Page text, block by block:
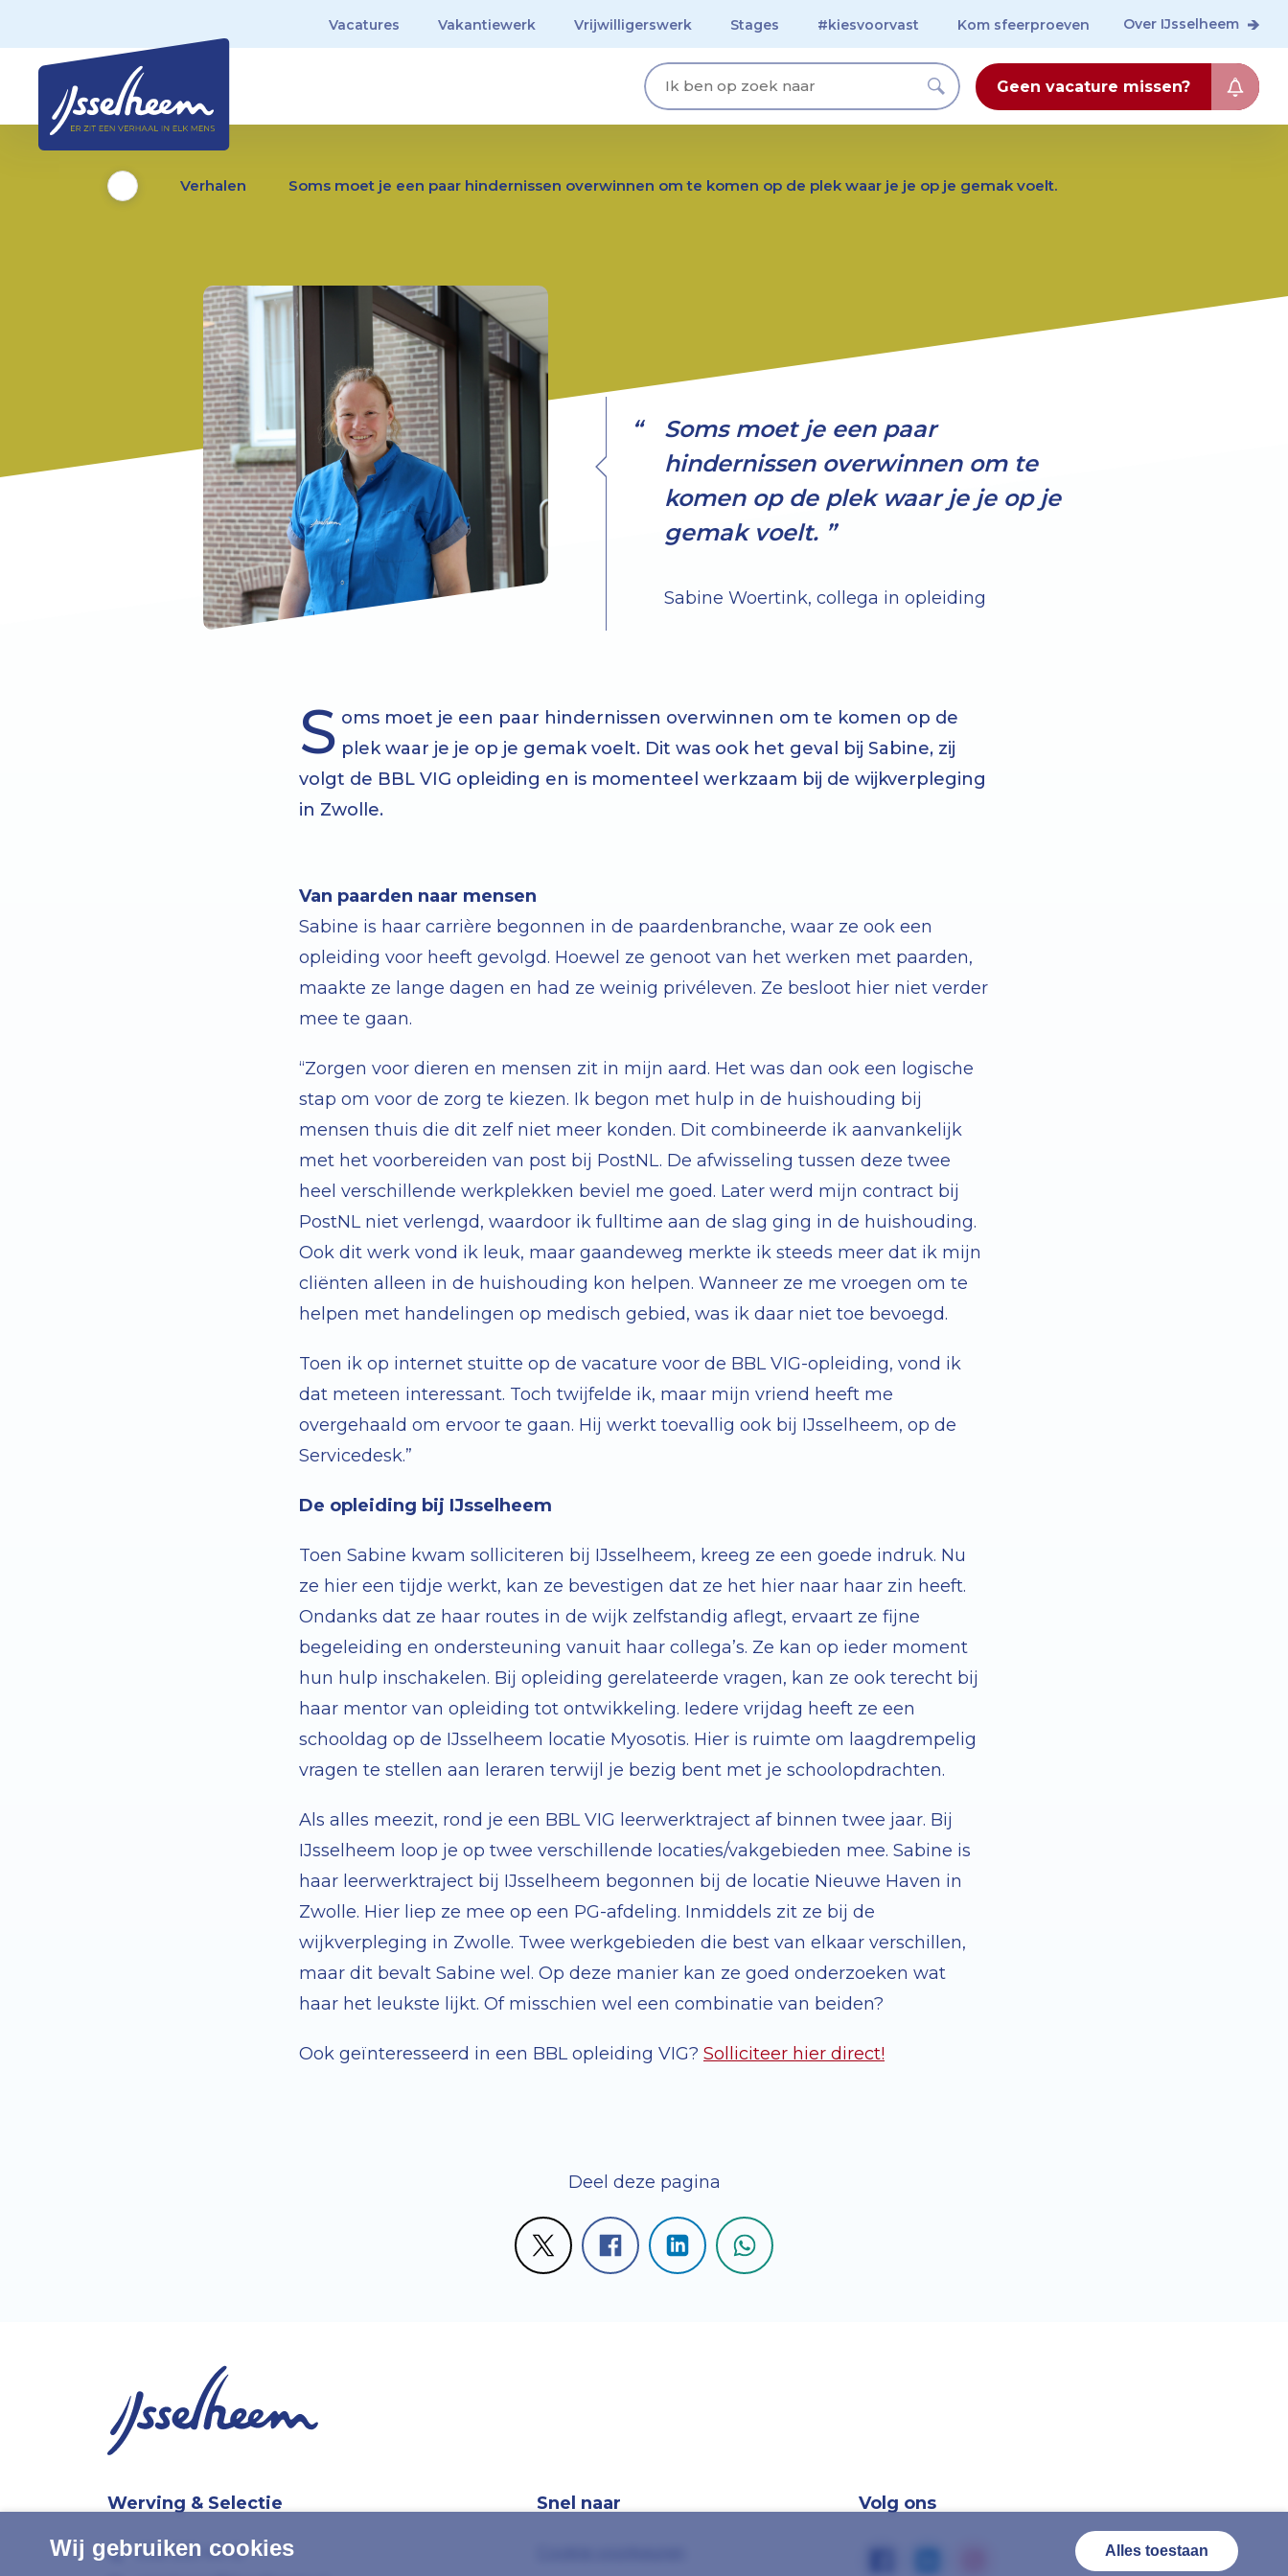
Vacatures Vakantiewerk Vrijwilligerswerk Stages #kiesvoorvast Kom sfeerproeven Over IJsselheem
Vrijwilligerswerk
Stages
#kiesvoorvast
Geen vacature missen?
Verhalen Soms moet je een paar hindernissen overwinnen om te komen op de plek waar je je op je gemak voelt.
Soms moet je een paar
hindernissen overwinnen om te
komen op de plek waar je je op je
gemak voelt.
Sabine Woertink, collega in opleiding
S oms moet je een paar hindernissen overwinnen om te komen op de
plek waar je je op je gemak voelt. Dit was ook het geval bij Sabine, zij
volgt de BBL VIG opleiding en is momenteel werkzaam bij de wijkverpleging
in Zwolle.
Van paarden naar mensen
Sabine is haar carrière begonnen in de paardenbranche, waar ze ook een
opleiding voor heeft gevolgd. Hoewel ze genoot van het werken met paarden,
maakte ze lange dagen en had ze weinig privéleven. Ze besloot hier niet verder
mee te gaan.
“Zorgen voor dieren en mensen zit in mijn aard. Het was dan ook een logische
stap om voor de zorg te kiezen. Ik begon met hulp in de huishouding bij
mensen thuis die dit zelf niet meer konden. Dit combineerde ik aanvankelijk
met het voorbereiden van post bij PostNL. De afwisseling tussen deze twee
heel verschillende werkplekken beviel me goed. Later werd mijn contract bij
PostNL niet verlengd, waardoor ik fulltime aan de slag ging in de huishouding.
Ook dit werk vond ik leuk, maar gaandeweg merkte ik steeds meer dat ik mijn
cliënten alleen in de huishouding kon helpen. Wanneer ze me vroegen om te
helpen met handelingen op medisch gebied, was ik daar niet toe bevoegd.
Toen ik op internet stuitte op de vacature voor de BBL VIG-opleiding, vond ik
dat meteen interessant. Toch twijfelde ik, maar mijn vriend heeft me
overgehaald om ervoor te gaan. Hij werkt toevallig ook bij IJsselheem, op de
Servicedesk.”
De opleiding bij IJsselheem
Toen Sabine kwam solliciteren bij IJsselheem, kreeg ze een goede indruk. Nu
ze hier een tijdje werkt, kan ze bevestigen dat ze het hier naar haar zin heeft.
Ondanks dat ze haar routes in de wijk zelfstandig aflegt, ervaart ze fijne
begeleiding en ondersteuning vanuit haar collega’s. Ze kan op ieder moment
hun hulp inschakelen. Bij opleiding gerelateerde vragen, kan ze ook terecht bij
haar mentor van opleiding tot ontwikkeling. Iedere vrijdag heeft ze een
schooldag op de IJsselheem locatie Myosotis. Hier is ruimte om laagdrempelig
vragen te stellen aan leraren terwijl je bezig bent met je schoolopdrachten.
Als alles meezit, rond je een BBL VIG leerwerktraject af binnen twee jaar. Bij
IJsselheem loop je op twee verschillende locaties/vakgebieden mee. Sabine is
haar leerwerktraject bij IJsselheem begonnen bij de locatie Nieuwe Haven in
Zwolle. Hier liep ze mee op een PG-afdeling. Inmiddels zit ze bij de
wijkverpleging in Zwolle. Twee werkgebieden die best van elkaar verschillen,
maar dit bevalt Sabine wel. Op deze manier kan ze goed onderzoeken wat
haar het leukste lijkt. Of misschien wel een combinatie van beiden?
Ook geïnteresseerd in een BBL opleiding VIG? Solliciteer hier direct!
Deel deze pagina
Werving & Selectie
038 339 44 10
Snel naar Volg ons
Wij gebruiken cookies Alles toestaan